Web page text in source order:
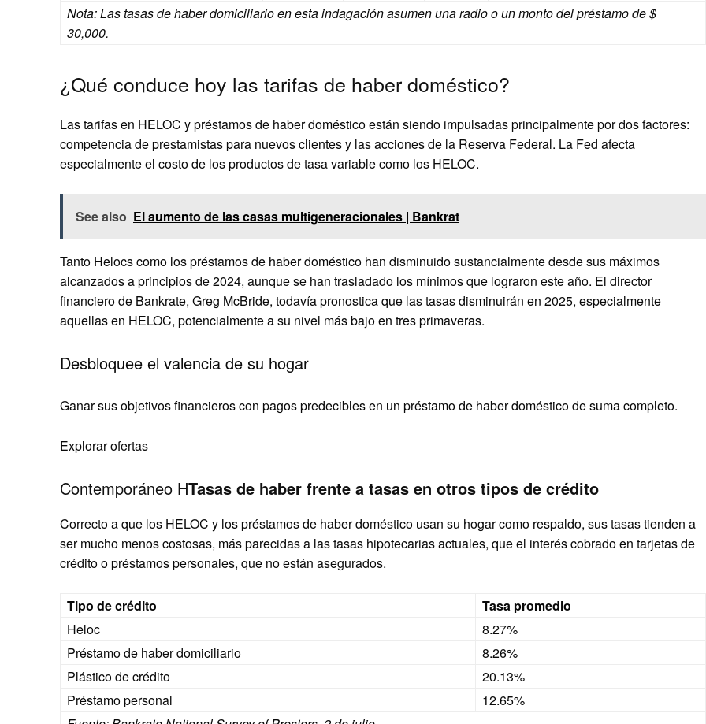
Nota: Las tasas de haber domiciliario en esta indagación asumen una radio o un monto del préstamo de $
30,000.
¿Qué conduce hoy las tarifas de haber doméstico?
Las tarifas en HELOC y préstamos de haber doméstico están siendo impulsadas principalmente por dos factores:
competencia de prestamistas para nuevos clientes y las acciones de la Reserva Federal. La Fed afecta
especialmente el costo de los productos de tasa variable como los HELOC.
See also El aumento de las casas multigeneracionales | Bankrat
Tanto Helocs como los préstamos de haber doméstico han disminuido sustancialmente desde sus máximos
alcanzados a principios de 2024, aunque se han trasladado los mínimos que lograron este año. El director
financiero de Bankrate, Greg McBride, todavía pronostica que las tasas disminuirán en 2025, especialmente
aquellas en HELOC, potencialmente a su nivel más bajo en tres primaveras.
Desbloquee el valencia de su hogar
Ganar sus objetivos financieros con pagos predecibles en un préstamo de haber doméstico de suma completo.
Explorar ofertas
Contemporáneo HTasas de haber frente a tasas en otros tipos de crédito
Correcto a que los HELOC y los préstamos de haber doméstico usan su hogar como respaldo, sus tasas tienden a
ser mucho menos costosas, más parecidas a las tasas hipotecarias actuales, que el interés cobrado en tarjetas de
crédito o préstamos personales, que no están asegurados.
Tipo de crédito
Tasa promedio
Heloc
8.27%
Préstamo de haber domiciliario
8.26%
Plástico de crédito
20.13%
Préstamo personal
12.65%